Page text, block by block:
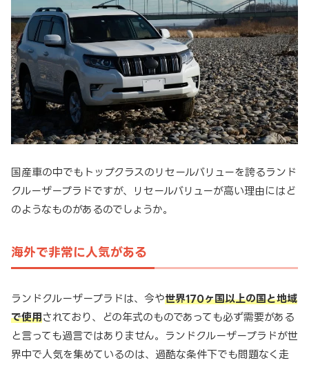
国産車の中でもトップクラスのリセールバリューを誇るランド
クルーザープラドですが、リセールバリューが高い理由にはど
のようなものがあるのでしょうか。
海外で非常に人気がある
ランドクルーザープラドは、今や世界170ヶ国以上の国と地域
で使用されており、どの年式のものであっても必ず需要がある
と言っても過言ではありません。ランドクルーザープラドが世
界中で人気を集めているのは、過酷な条件下でも問題なく走